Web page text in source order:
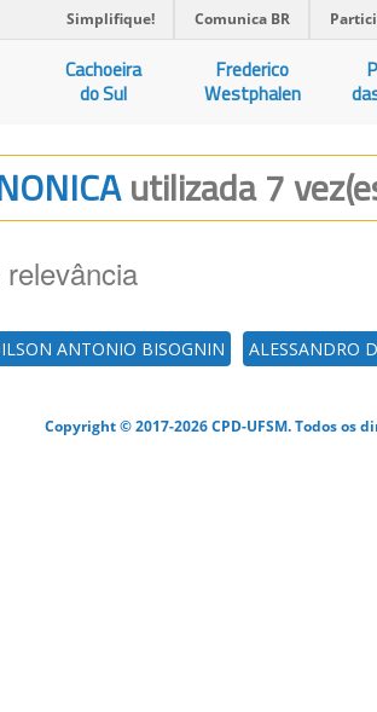
Simplifique! Comunica BR
Cachoeira
do Sul
Frederico
Westphalen
utilizada 7
ANTONIO BISOGNIN ALESSANDRO
Copyright © 2017-2026 CPD-UFSM. Todos os